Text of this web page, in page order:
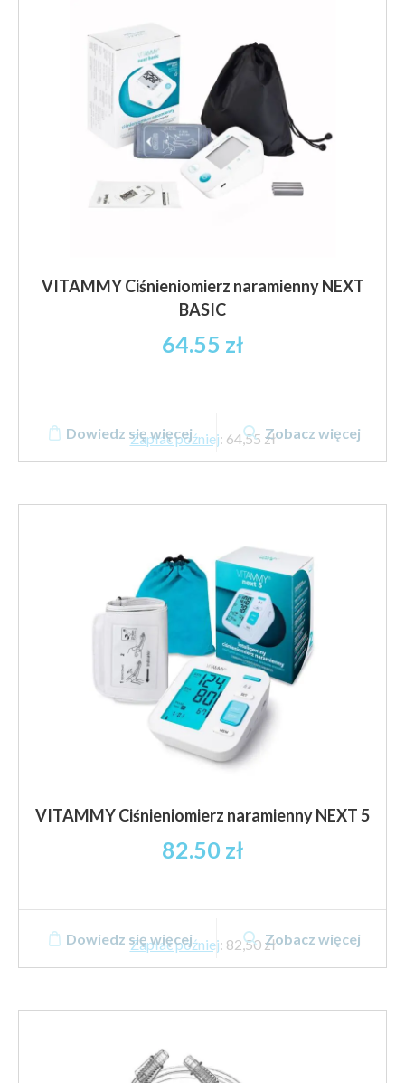
VITAMMY Ciśnieniomierz naramienny NEXT
BASIC
64.55 zł
Zapłać później: 64,55 zł
Dowiedz się więcej Zobacz więcej
VITAMMY Ciśnieniomierz naramienny NEXT 5
82.50 zł
Zapłać później: 82,50 zł
Dowiedz się więcej Zobacz więcej